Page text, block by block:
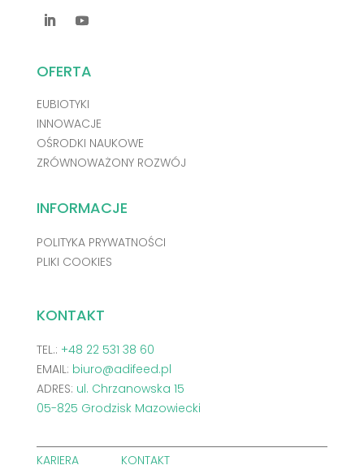
OFERTA
EUBIOTYKI
INNOWACJE
OŚRODKI NAUKOWE
ZRÓWNOWAŻONY ROZWÓJ
INFORMACJE
POLITYKA PRYWATNOŚCI
PLIKI COOKIES
KONTAKT
TEL.: +48 22 531 38 60
EMAIL: biuro@adifeed.pl
ADRES: ul. Chrzanowska 15
05-825 Grodzisk Mazowiecki
KARIERA KONTAKT